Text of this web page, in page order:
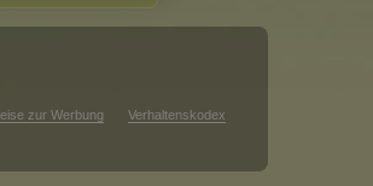
zur Werbung Verhaltenskodex